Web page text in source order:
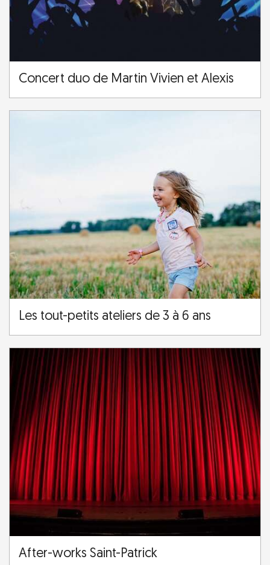
Concert duo de Martin Vivien et Alexis
Les tout-petits ateliers de 3 à 6 ans
After-works Saint-Patrick